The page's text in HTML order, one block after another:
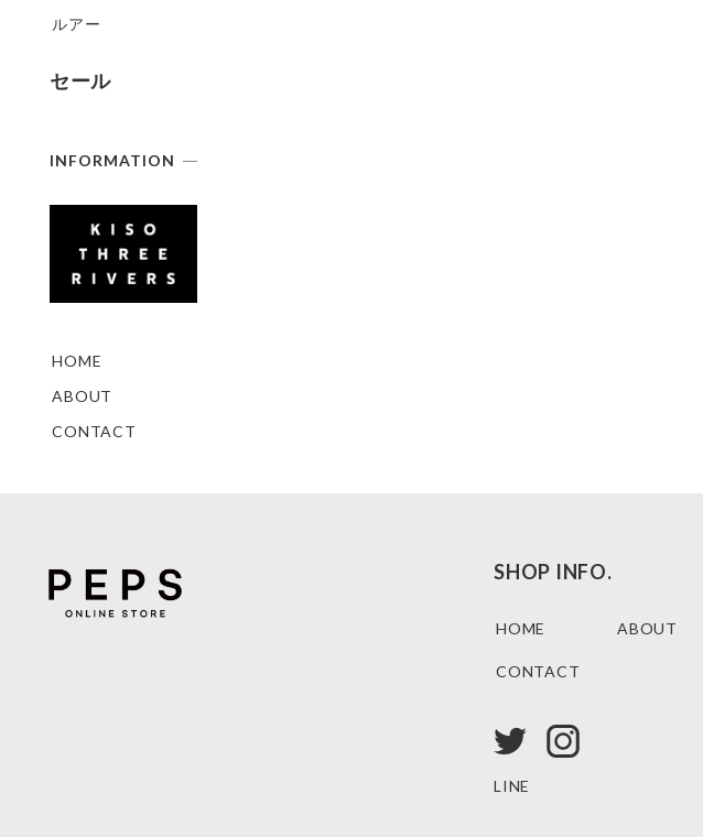
ルアー
セール
INFORMATION
HOME
ABOUT
CONTACT
SHOP INFO.
HOME ABOUT
CONTACT
LINE